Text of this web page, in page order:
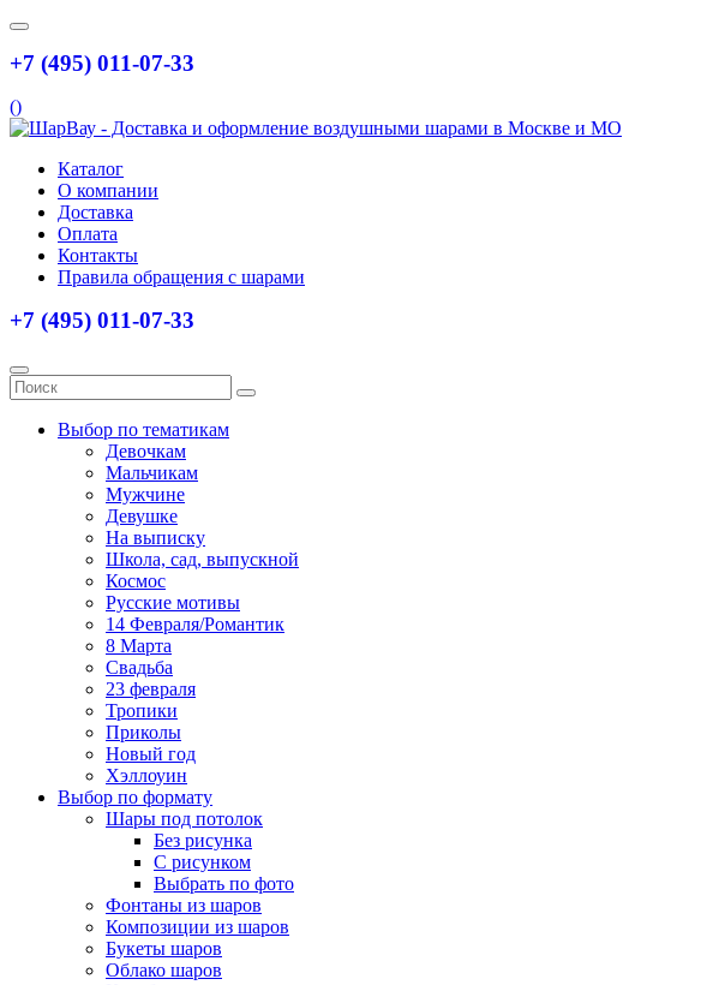
+7 (495) 011-07-33
()
Каталог
О компании
Доставка
Оплата
Контакты
Правила обращения с шарами
+7 (495) 011-07-33
Выбор по тематикам
Девочкам
Мальчикам
Мужчине
Девушке
На выписку
Школа, сад, выпускной
Космос
Русские мотивы
14 Февраля/Романтик
8 Марта
Свадьба
23 февраля
Тропики
Приколы
Новый год
Хэллоуин
Выбор по формату
Шары под потолок
Без рисунка
С рисунком
Выбрать по фото
Фонтаны из шаров
Композиции из шаров
Букеты шаров
Облако шаров